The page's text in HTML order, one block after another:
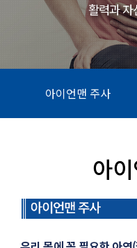
활력과 자
아이언맨 주사
아